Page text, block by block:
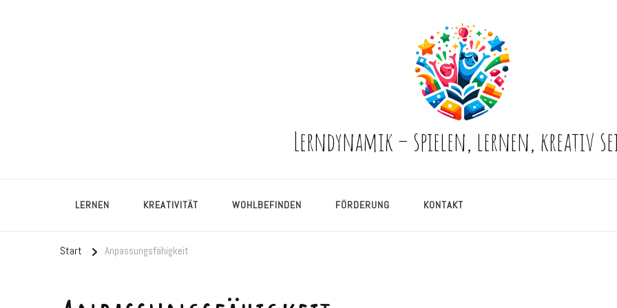
Lerndynamik – spielen, lernen, kreativ
LERNEN KREATIVITÄT WOHLBEFINDEN FÖRDERUNG KONTAKT
Start Anpassungsfähigkeit